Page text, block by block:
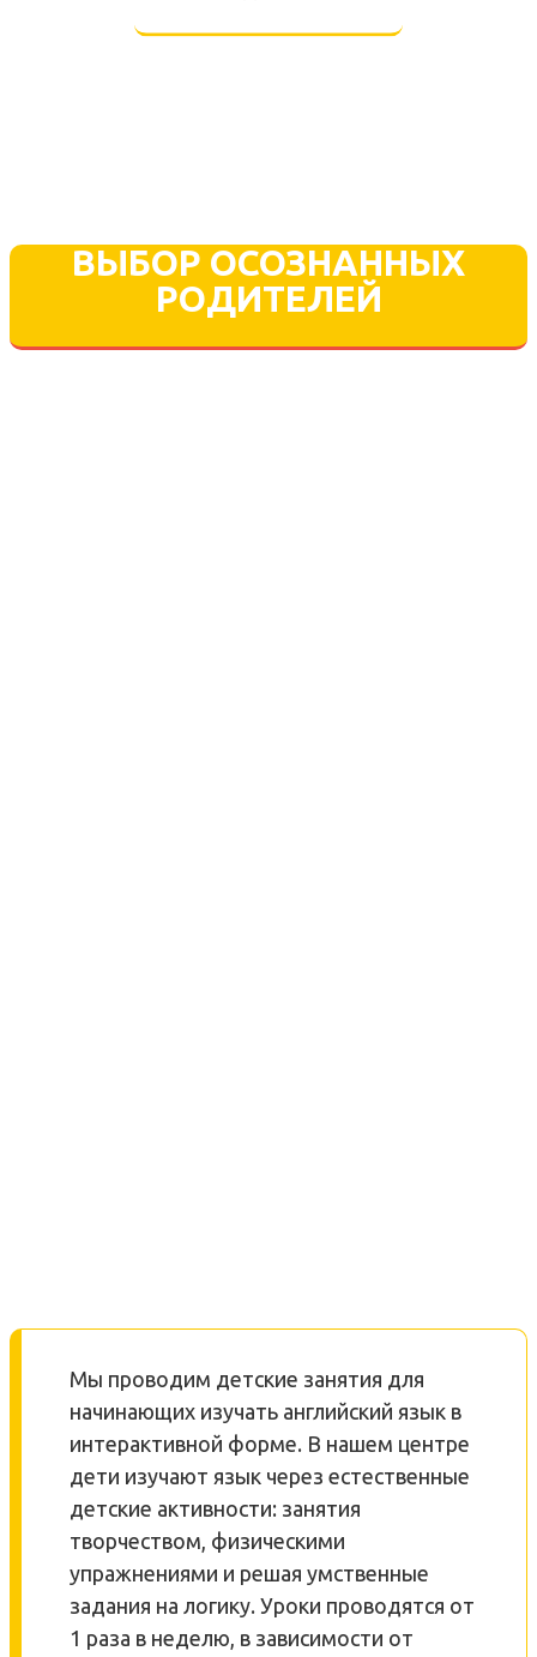
ВЫБОР ОСОЗНАННЫХ
РОДИТЕЛЕЙ
Мы проводим детские занятия для
начинающих изучать английский язык в
интерактивной форме. В нашем центре
дети изучают язык через естественные
детские активности: занятия
творчеством, физическими
упражнениями и решая умственные
задания на логику. Уроки проводятся от
1 раза в неделю, в зависимости от